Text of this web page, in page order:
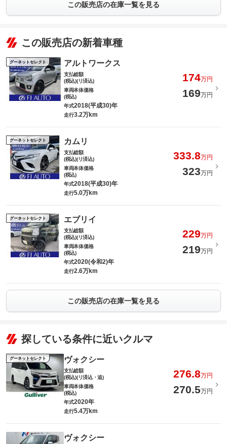
この販売店の在庫一覧を見る
この販売店の新着車種
グーネットセレクト アルトワークス
支払総額
(税込)(リ済込)
174万円
車両本体価格
(税込)
169万円
年式2018(平成30)年
走行3.2万km
グーネットセレクト カムリ
支払総額
(税込)(リ済込)
333.8万円
車両本体価格
(税込)
323万円
年式2018(平成30)年
走行5.0万km
グーネットセレクト エブリイ
支払総額
(税込)(リ済込)
229万円
車両本体価格
(税込)
219万円
年式2020(令和2)年
走行2.6万km
この販売店の在庫一覧を見る
探している条件に近いクルマ
グーネットセレクト ヴォクシー
支払総額
(税込)(リ済込・追)
276.8万円
車両本体価格
(税込)
270.5万円
年式2020年
走行5.4万km
ヴォクシー